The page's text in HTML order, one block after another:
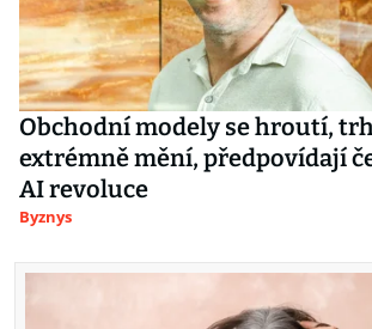
Obchodní modely se hroutí,
extrémně mění, předpovídají
AI revoluce
Byznys